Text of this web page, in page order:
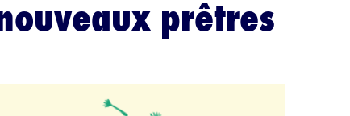
prêtres